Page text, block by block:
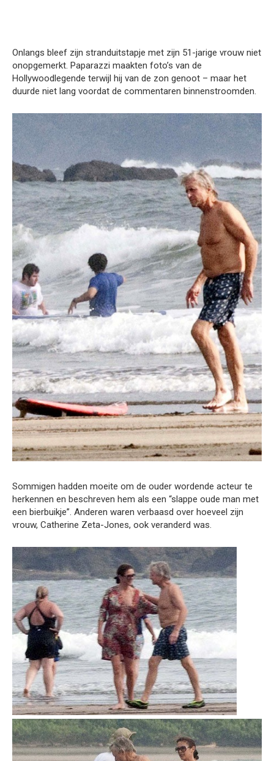
Onlangs bleef zijn stranduitstapje met zijn 51-jarige vrouw niet
onopgemerkt. Paparazzi maakten foto’s van de
Hollywoodlegende terwijl hij van de zon genoot – maar het
duurde niet lang voordat de commentaren binnenstroomden.
Sommigen hadden moeite om de ouder wordende acteur te
herkennen en beschreven hem als een “slappe oude man met
een bierbuikje”. Anderen waren verbaasd over hoeveel zijn
vrouw, Catherine Zeta-Jones, ook veranderd was.